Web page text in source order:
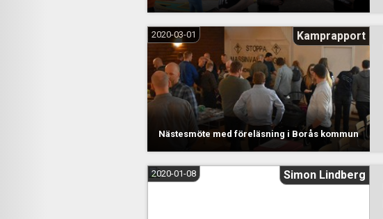
Nästesmöte med föreläsning i Borås kommun
2020-03-01
Kamprapport
2020-01-08
Simon Lindberg